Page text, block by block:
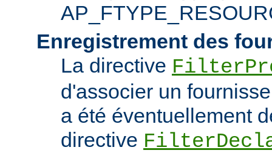
Enregistrement des
La directive
d'associer un
a été éventuellement
directive